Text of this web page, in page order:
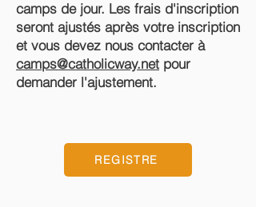
camps de jour. Les frais d'inscription
seront ajustés après votre inscription
et vous devez nous contacter à
camps@catholicway.net pour
demander l'ajustement.
REGISTRE